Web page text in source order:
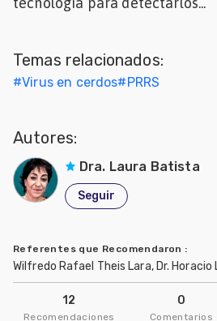
Temas relacionados:
#Virus en cerdos#PRRS
Autores:
Dra. Laura Batista
Seguir
Referentes que Recomendaron :
Wilfredo Rafael Theis Lara, Dr.
12
Recomendaciones
0
Comentarios